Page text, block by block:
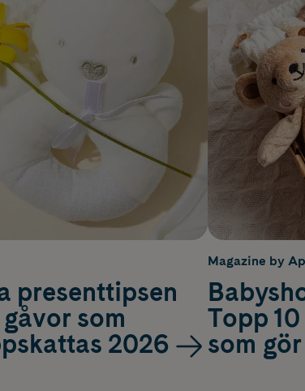
presenttipsen
som
2026
Magazine by
Topp
som